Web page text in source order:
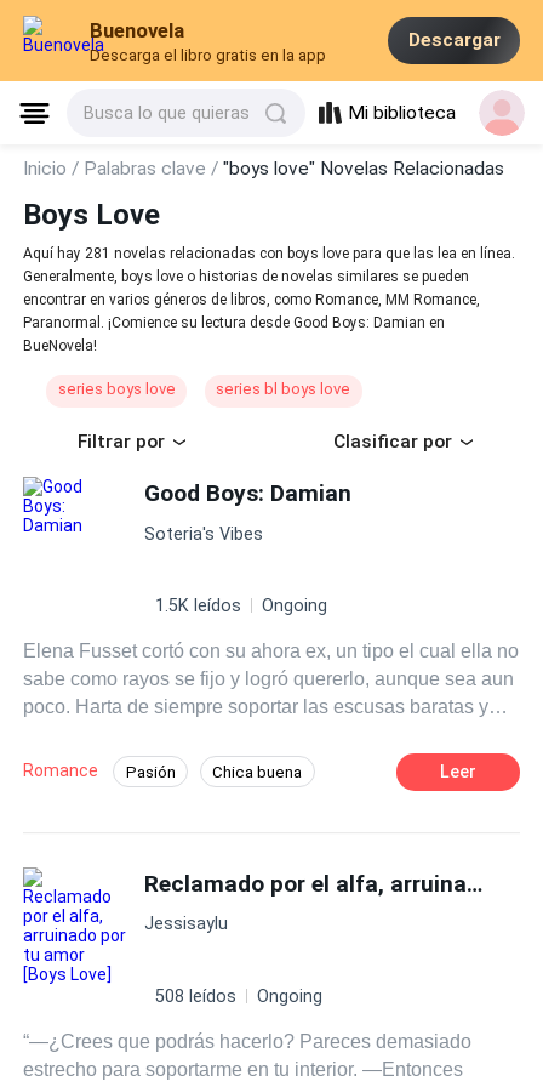
Buenovela
Descarga el libro gratis en la app
Descargar
Busca lo que quieras Mi biblioteca
Inicio / Palabras clave /"boys love" Novelas Relacionadas
Boys Love
Aquí hay 281 novelas relacionadas con boys love para que las lea en línea.
Generalmente, boys love o historias de novelas similares se pueden
encontrar en varios géneros de libros, como Romance, MM Romance,
Paranormal. ¡Comience su lectura desde Good Boys: Damian en
BueNovela!
series boys love series bl boys love
Filtrar por Clasificar por
Good Boys: Damian
Soteria's Vibes
1.5K leídos Ongoing
Elena Fusset cortó con su ahora ex, un tipo el cual ella no
sabe como rayos se fijo y logró quererlo, aunque sea aun
poco. Harta de siempre soportar las escusas baratas y
departamento de manera inmediata cuando descubrió
algo mas convincente para romper con el. Porque si, el
que había matado el amor? Era un tipo demasiado infiel,
no podía controlar la mirada, ni los dedos, ni la boca,
entonces Elena opto por lo mas sensato. ¡Fuera de mi
casa! Obviamente su ardiente vecino escuchó y casi vio
todo el problema que se armó. Esta vez no iba dejar
calientes y su corazón. No volvería a desperdiciar tiempo
como la vez que la conoció sin novio. Esta listo para
Romance Pasión Chica buena Leer
Reclamado por el alfa, arruinado por tu amor [
Jessisaylu
508 leídos Ongoing
“—¿Crees que podrás hacerlo? Pareces demasiado
estrecho para soportarme en tu interior. —Entonces